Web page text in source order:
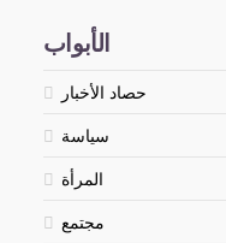
الأبواب
حصاد الأخبار
سياسة
المرأة
مجتمع